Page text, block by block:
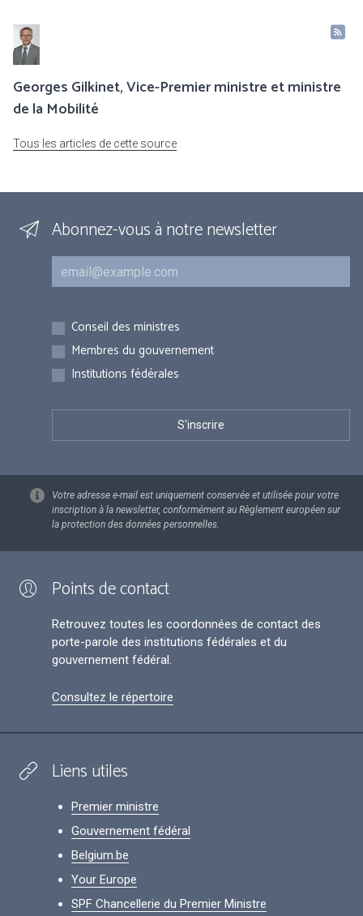
Georges Gilkinet, Vice-Premier ministre et ministre
de la Mobilité
Tous les articles de cette source
Abonnez-vous à notre newsletter
Courriel
Inscriptions
Conseil des ministres
Membres du gouvernement
Institutions fédérales
Votre adresse e-mail est uniquement conservée et utilisée pour votre
inscription à la newsletter, conformément au Règlement européen sur
la protection des données personnelles.
Points de contact
Retrouvez toutes les coordonnées de contact des
porte-parole des institutions fédérales et du
gouvernement fédéral.
Consultez le répertoire
Liens utiles
Premier ministre
Gouvernement fédéral
Belgium.be
Your Europe
SPF Chancellerie du Premier Ministre